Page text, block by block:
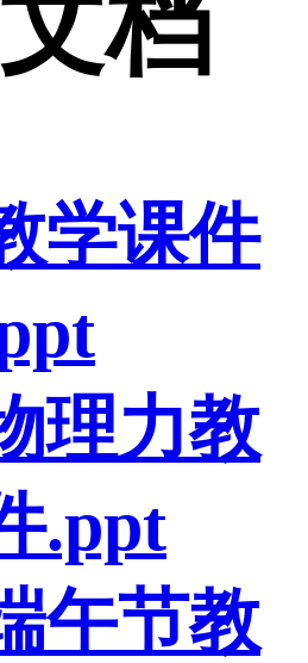
档
学课件
理力教
.ppt
午节教